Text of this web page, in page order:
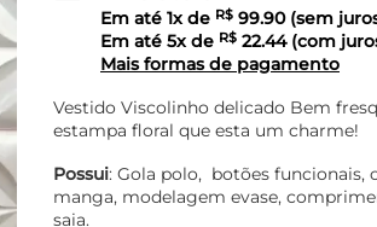
Em até 1x de R$ 99.90(sem
Em até 5x de R$ 22.44(com
Mais formas de pagamento
Vestido Viscolinho delicado Bem
estampa floral que esta um charme!
Possui: Gola polo, botões funcionais,
manga, modelagem evase,
saia.